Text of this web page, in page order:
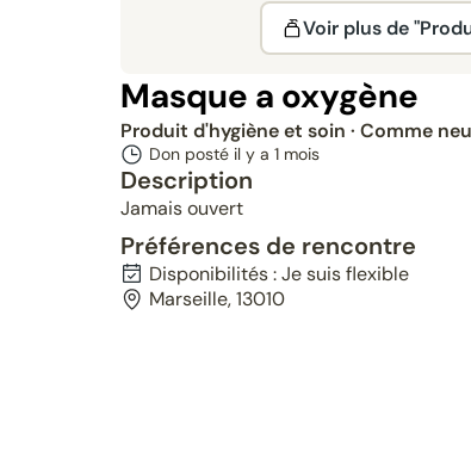
Voir plus de
Masque a oxygène
Produit d'hygiène et soin · Comme
Don posté il y a 1 mois
Description
Jamais ouvert
Préférences de rencontre
Disponibilités : Je suis flexible
Marseille, 13010